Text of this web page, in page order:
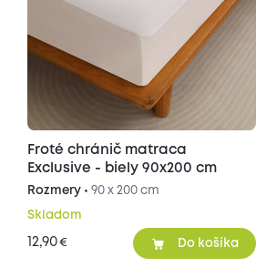
Froté chránič matraca
Exclusive - biely 90x200 cm
Rozmery • 90 x 200 cm
Skladom
12,90€ Do košíka